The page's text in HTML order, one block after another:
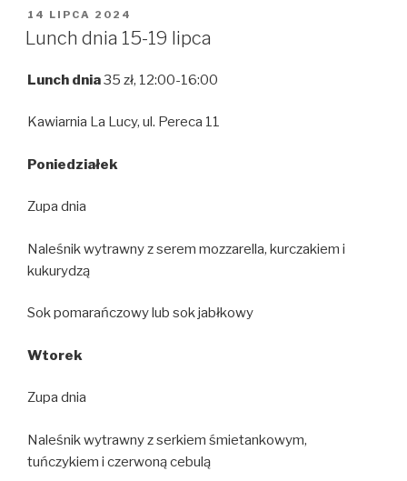
OPUBLIKOWANE
W
14 LIPCA 2024
Lunch dnia 15-19 lipca
Lunch dnia35 zł, 12:00-16:00
Kawiarnia La Lucy, ul. Pereca 11
Poniedziałek
Zupa dnia
Naleśnik wytrawny z serem mozzarella, kurczakiem i
kukurydzą
Sok pomarańczowy lub sok jabłkowy
Wtorek
Zupa dnia
Naleśnik wytrawny z serkiem śmietankowym,
tuńczykiem i czerwoną cebulą